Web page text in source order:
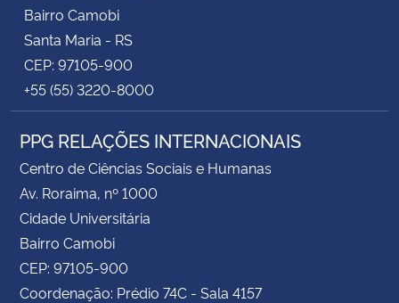
Bairro Camobi
Santa Maria - RS
CEP: 97105-900
+55 (55) 3220-8000
PPG RELAÇÕES INTERNACIONAIS
Centro de Ciências Sociais e Humanas
Av. Roraima, nº 1000
Cidade Universitária
Bairro Camobi
CEP: 97105-900
Coordenação: Prédio 74C - Sala 4157